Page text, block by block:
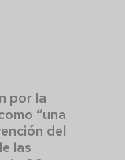
por la
“una
del
las